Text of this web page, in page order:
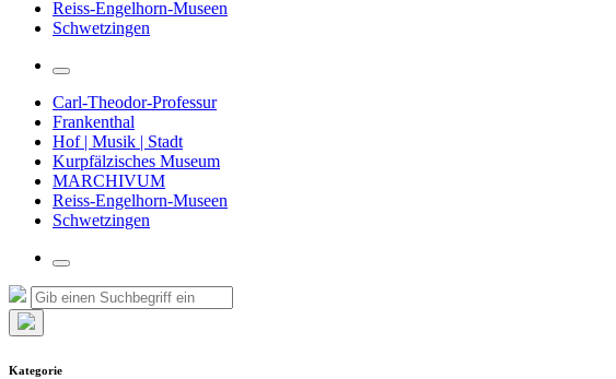
Reiss-Engelhorn-Museen
Schwetzingen
Suchfeld
umschalten
Carl-Theodor-Professur
Frankenthal
Hof | Musik | Stadt
Kurpfälzisches Museum
MARCHIVUM
Reiss-Engelhorn-Museen
Schwetzingen
Suchfeld
umschalten
Suche
nach:
Suchen
Such-
verbergen
Kategorie